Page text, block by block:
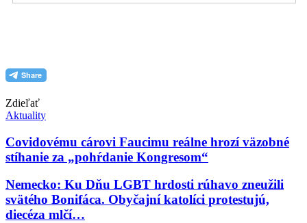
Zdieľať
Aktuality
Covidovému cárovi Faucimu reálne hrozí väzobné
stíhanie za „pohŕdanie Kongresom“
Nemecko: Ku Dňu LGBT hrdosti rúhavo zneužili
svätého Bonifáca. Obyčajní katolíci protestujú,
diecéza mlčí…